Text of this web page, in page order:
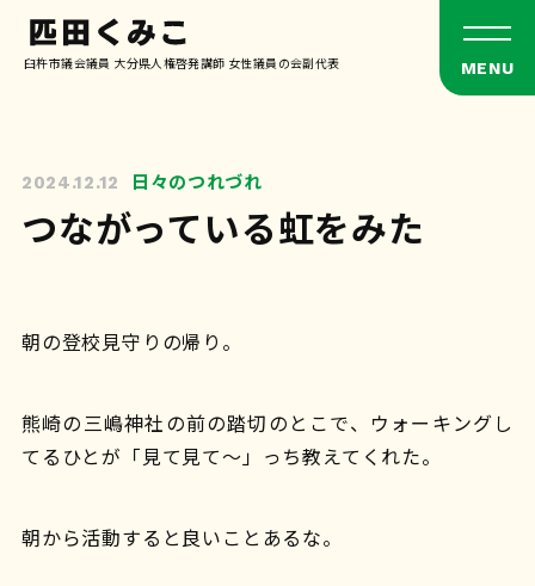
臼杵市議会議員 大分県人権啓発講師 女性議員の会副代表
2024.12.12 日々のつれづれ
つながっている虹をみた
朝の登校見守りの帰り。
熊崎の三嶋神社の前の踏切のとこで、 ウォーキングし
てるひとが「見て見て〜」っち教えてくれた。
朝から活動すると良いことあるな。